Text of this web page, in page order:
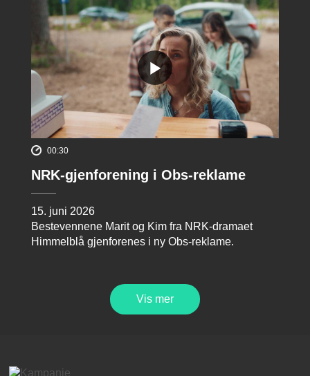
00:30
NRK-gjenforening i Obs-reklame
15. juni 2026
Bestevennene Marit og Kim fra NRK-dramaet
Himmelblå gjenforenes i ny Obs-reklame.
Vis mer